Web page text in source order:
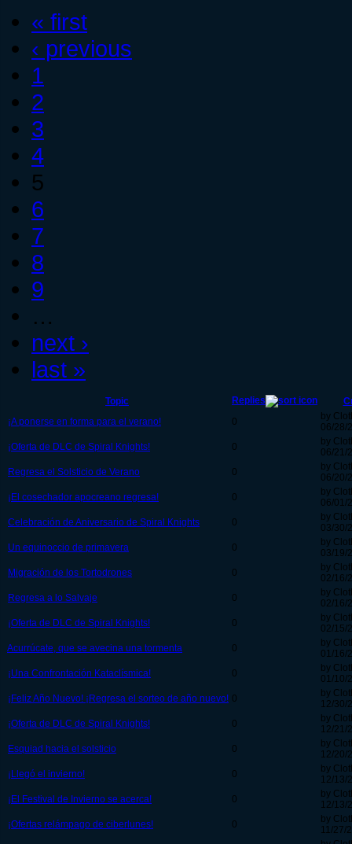
« first
‹ previous
1
2
3
4
5
6
7
8
9
…
next ›
last »
Topic Replies
¡A ponerse en forma para el verano!
0
by
06/28/
¡Oferta de DLC de Spiral Knights!
0
by
06/21/
Regresa el Solsticio de Verano
0
by
06/20/
¡El cosechador apocreano regresa!
0
by
06/01/
Celebración de Aniversario de Spiral Knights
0
by
03/30/
Un equinoccio de primavera
0
by
03/19/
Migración de los Tortodrones
0
by
02/16/
Regresa a lo Salvaje
0
by
02/16/
¡Oferta de DLC de Spiral Knights!
0
by
02/15/
Acurrúcate, que se avecina una tormenta
0
by
01/16/
¡Una Confrontación Kataclísmica!
0
by
01/10/
¡Feliz Año Nuevo! ¡Regresa el sorteo de año nuevo! 0
by
12/30/
¡Oferta de DLC de Spiral Knights!
0
by
12/21/
Esquiad hacia el solsticio
0
by
12/20/
¡Llegó el invierno!
0
by
12/13/
¡El Festival de Invierno se acerca!
0
by
12/13/
¡Ofertas relámpago de ciberlunes!
0
by
11/27/